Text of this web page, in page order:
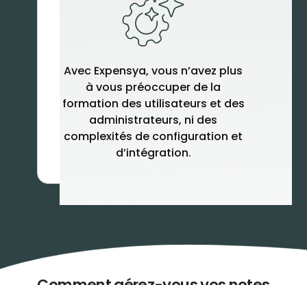
Avec Expensya, vous n’avez plus
à vous préoccuper de la
formation des utilisateurs et des
administrateurs, ni des
complexités de configuration et
d’intégration.